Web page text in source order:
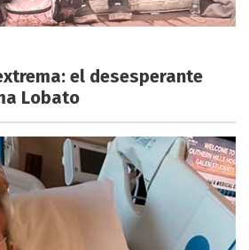
el desesperante
Lobato